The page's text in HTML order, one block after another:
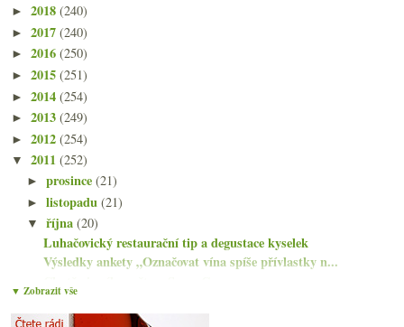
► 2018 (240)
► 2017 (240)
► 2016 (250)
► 2015 (251)
► 2014 (254)
► 2013 (249)
► 2012 (254)
▼ 2011 (252)
►prosince(21)
►listopadu(21)
▼října(20)
Luhačovický restaurační tip a degustace kyselek
Výsledky ankety „Označovat vína spíše přívlastky n...
Klasika i Antika vinařství Nestarec
Dvakrát výborná bio Pálava
▼ Zobrazit vše